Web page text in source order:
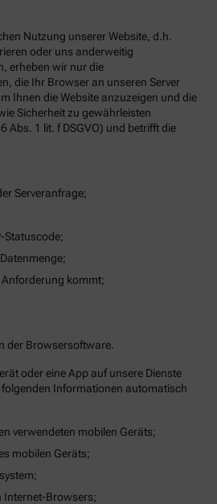
Nutzung unserer Website, d.h.
oder uns anderweitig
erheben wir nur die
die Ihr Browser an unseren Server
Ihnen die Website anzuzeigen und die
Sicherheit zu gewährleisten
Abs. 1 lit. f DSGVO) und betrifft die
Serveranfrage;
Statuscode;
Anforderung kommt;
der Browsersoftware.
oder eine App auf unsere Dienste
Informationen automatisch
verwendeten mobilen Geräts;
mobilen Geräts;
Internet-Browsers;